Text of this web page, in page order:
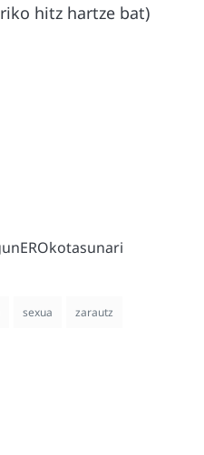
hitz hartze bat)
sexua zarautz